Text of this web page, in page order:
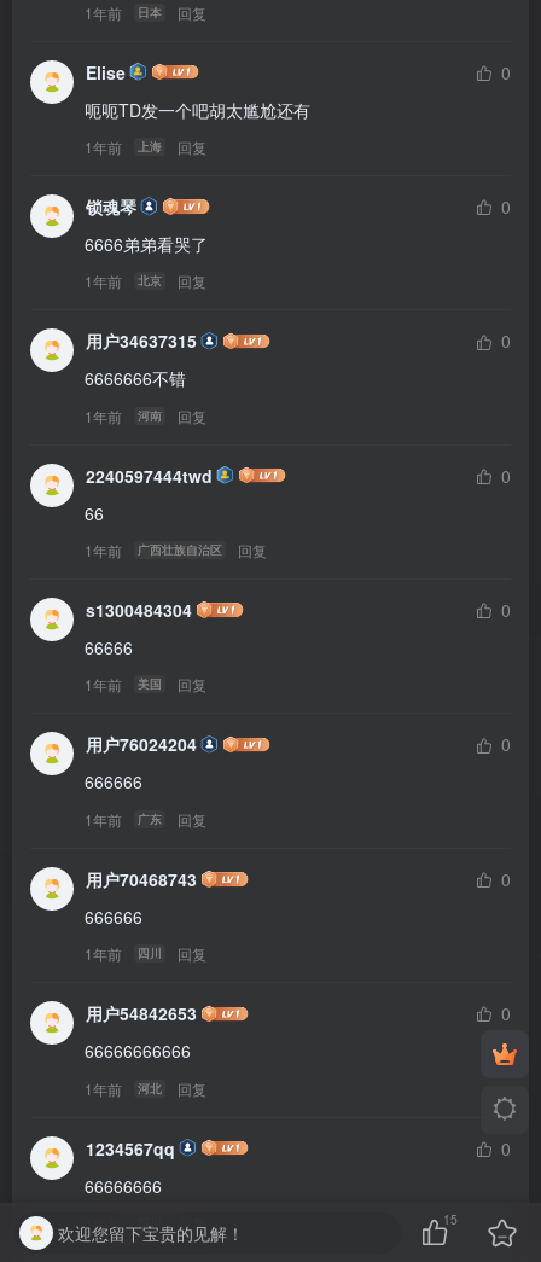
1年前 日本 回复
Elise
0
呃呃TD发一个吧胡太尴尬还有
1年前 上海 回复
锁魂琴
0
6666弟弟看哭了
1年前 北京 回复
用户34637315
0
6666666不错
1年前 河南 回复
2240597444twd
0
66
1年前 广西壮族自治区 回复
s1300484304
0
66666
1年前 美国 回复
用户76024204
0
666666
1年前 广东 回复
用户70468743
0
666666
1年前 四川 回复
用户54842653
0
66666666666
1年前 河北 回复
1234567qq
0
66666666
1年前 四川 回复
欢迎您留下宝贵的见解！
15